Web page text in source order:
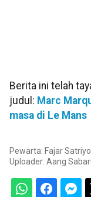
Berita ini telah
judul: Marc
masa di Le Mans
Pewarta: Fajar Satriyo
Uploader: Aang